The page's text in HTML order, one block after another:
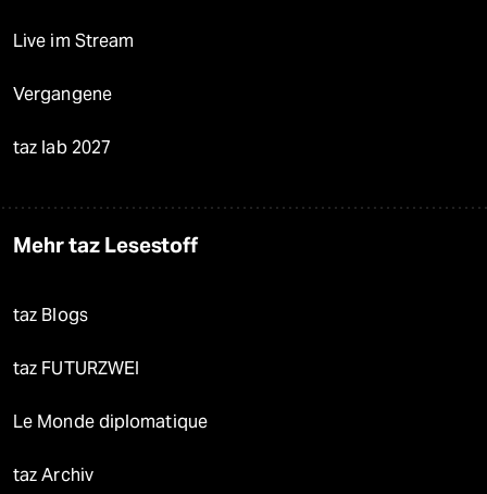
Live im Stream
Vergangene
taz lab 2027
Mehr taz Lesestoff
taz Blogs
taz FUTURZWEI
Le Monde diplomatique
taz Archiv